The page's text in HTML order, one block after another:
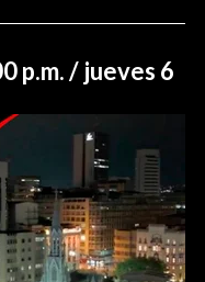
p.m. / jueves 6